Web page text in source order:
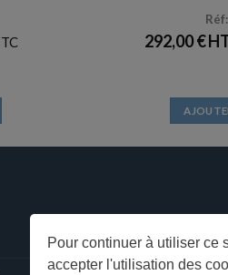
Pour continuer à utiliser ce
accepter l'utilisation des
292,00€